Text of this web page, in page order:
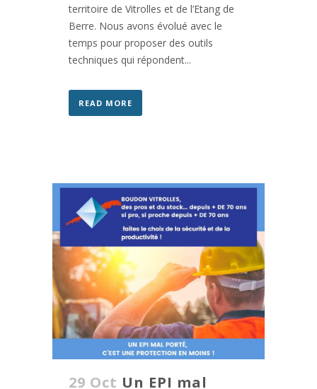
territoire de Vitrolles et de l’Etang de
Berre. Nous avons évolué avec le
temps pour proposer des outils
techniques qui répondent...
READ MORE
29 Oct Un EPI mal